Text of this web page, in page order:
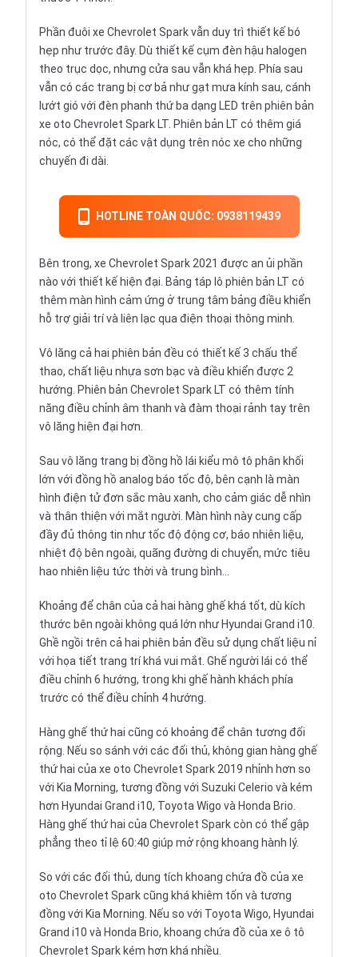
Phần đuôi xe Chevrolet Spark vẫn duy trì thiết kế bó
hẹp như trước đây. Dù thiết kế cụm đèn hậu halogen
theo trục dọc, nhưng cửa sau vẫn khá hẹp. Phía sau
vẫn có các trang bị cơ bả như gạt mưa kính sau, cánh
lướt gió với đèn phanh thứ ba dạng LED trên phiên bản
xe oto Chevrolet Spark LT. Phiên bản LT có thêm giá
nóc, có thể đặt các vật dụng trên nóc xe cho những
chuyến đi dài.
HOTLINE TOÀN QUỐC: 0938119439
Bên trong, xe Chevrolet Spark 2021 được an ủi phần
nào với thiết kế hiện đại. Bảng táp lô phiên bản LT có
thêm màn hình cảm ứng ở trung tâm bảng điều khiển
hỗ trợ giải trí và liên lạc qua điện thoại thông minh.
Vô lăng cả hai phiên bản đều có thiết kế 3 chấu thể
thao, chất liệu nhựa sơn bạc và điều khiển được 2
hướng. Phiên bản Chevrolet Spark LT có thêm tính
năng điều chỉnh âm thanh và đàm thoại rảnh tay trên
vô lăng hiện đại hơn.
Sau vô lăng trang bị đồng hồ lái kiểu mô tô phân khối
lớn với đồng hồ analog báo tốc độ, bên cạnh là màn
hình điện tử đơn sắc màu xanh, cho cảm giác dễ nhìn
và thân thiện với mắt người. Màn hình này cung cấp
đầy đủ thông tin như tốc độ động cơ, báo nhiên liệu,
nhiệt độ bên ngoài, quãng đường di chuyển, mức tiêu
hao nhiên liệu tức thời và trung bình...
Khoảng để chân của cả hai hàng ghế khá tốt, dù kích
thước bên ngoài không quá lớn như Hyundai Grand i10
Ghề ngồi trên cả hai phiên bản đều sử dụng chất liệu nỉ
với họa tiết trang trí khá vui mắt. Ghế người lái có thể
điều chỉnh 6 hướng, trong khi ghế hành khách phía
trước có thể điều chỉnh 4 hướng.
Hàng ghế thứ hai cũng có khoảng để chân tương đối
rộng. Nếu so sánh với các đối thủ, không gian hàng ghế
thứ hai của xe oto Chevrolet Spark 2019 nhỉnh hơn so
với Kia Morning, tương đồng với Suzuki Celerio và kém
hơn Hyundai Grand i10, Toyota Wigo và Honda Brio.
Hàng ghế thứ hai của Chevrolet Spark còn có thể gập
phẳng theo tỉ lệ 60:40 giúp mở rộng khoang hành lý.
So với các đối thủ, dung tích khoang chứa đồ của xe
oto Chevrolet Spark cũng khá khiêm tốn và tương
đồng với Kia Morning. Nếu so với Toyota Wigo, Hyundai
Grand i10 và Honda Brio, khoang chứa đồ của xe ô tô
Chevrolet Spark kém hơn khá nhiều.